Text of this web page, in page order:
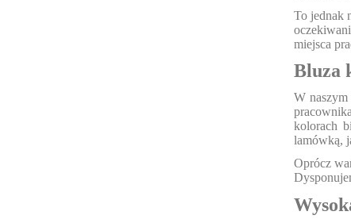
To jednak
miejsca
Bluza
W
kolorach
lamówką,
Oprócz